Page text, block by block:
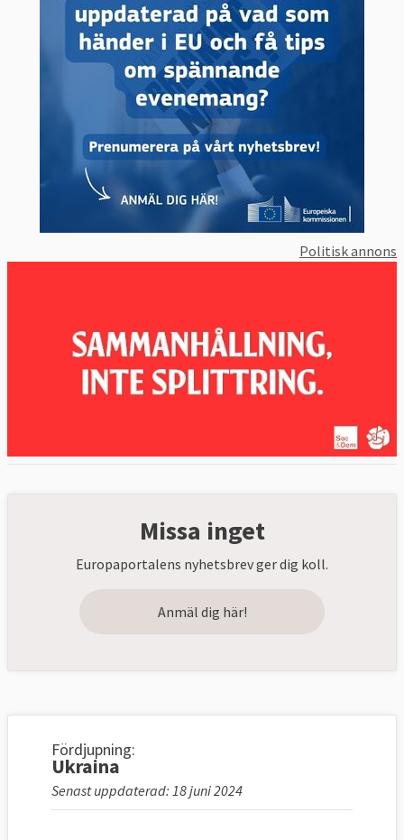
Politisk annons
Missa inget
Europaportalens nyhetsbrev ger dig koll.
Anmäl dig här!
Fördjupning:
Ukraina
Senast uppdaterad: 18 juni 2024